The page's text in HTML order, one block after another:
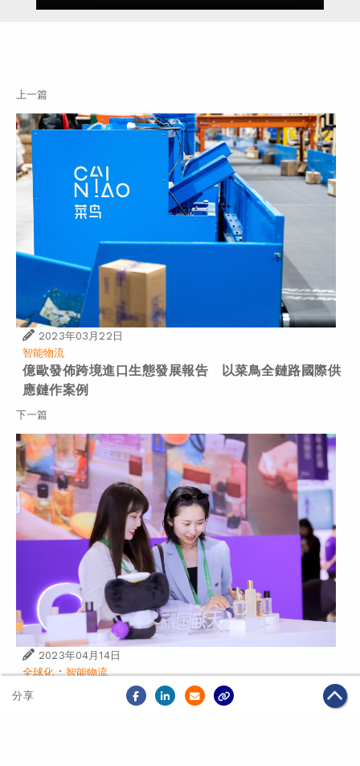
分享
上一篇
2023年03月22日
智能物流
億歐發佈跨境進口生態發展報告 以菜鳥全鏈路國際供
應鏈作案例
下一篇
2023年04月14日
全球化·智能物流
天貓國際與菜鳥連續3年參展消博會 展示進口消費潮